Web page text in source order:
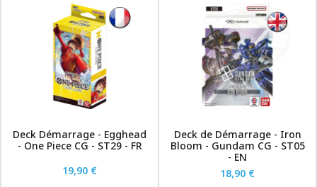
Deck Démarrage - Egghead
- One Piece CG - ST29 - FR
19,90 €
Deck de Démarrage - Iron
Bloom - Gundam CG - ST05
- EN
18,90 €